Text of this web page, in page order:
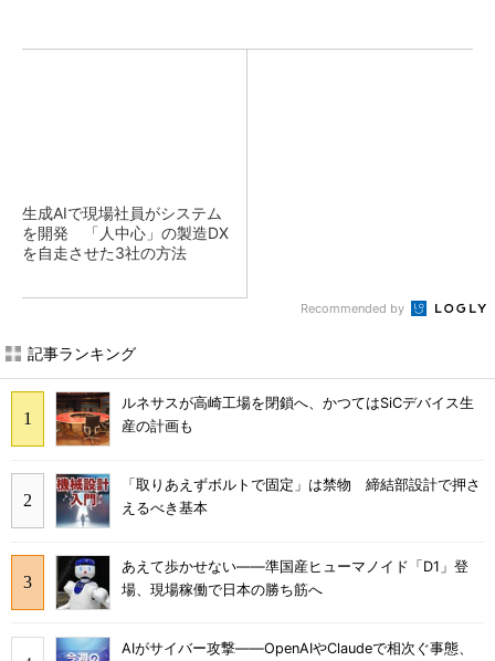
生成AIで現場社員がシステム
を開発 「人中心」の製造DX
を自走させた3社の方法
Recommended by
記事ランキング
ルネサスが高崎工場を閉鎖へ、かつてはSiCデバイス生
産の計画も
「取りあえずボルトで固定」は禁物 締結部設計で押さ
えるべき基本
あえて歩かせない――準国産ヒューマノイド「D1」登
場、現場稼働で日本の勝ち筋へ
AIがサイバー攻撃――OpenAIやClaudeで相次ぐ事態、